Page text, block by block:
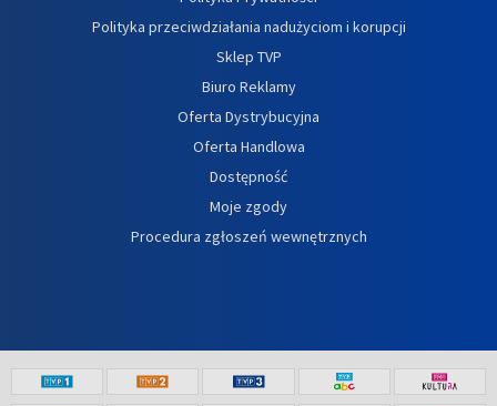
Polityka przeciwdziałania nadużyciom i korupcji
Sklep TVP
Biuro Reklamy
Oferta Dystrybucyjna
Oferta Handlowa
Dostępność
Moje zgody
Procedura zgłoszeń wewnętrznych